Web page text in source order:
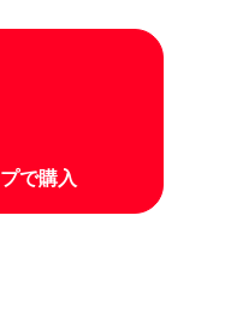
で購入